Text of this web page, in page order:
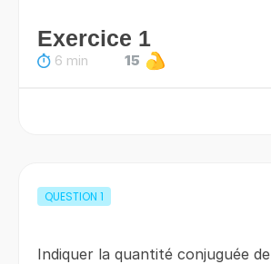
Exercice 1
6 min 15
QUESTION 1
Indiquer la quantité conjuguée de